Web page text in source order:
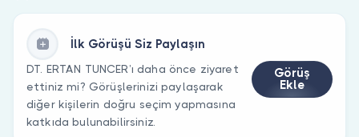
İlk Görüşü Siz Paylaşın
DT. ERTAN TUNCER’ı daha önce ziyaret
ettiniz mi? Görüşlerinizi paylaşarak
diğer kişilerin doğru seçim yapmasına
katkıda bulunabilirsiniz.
Görüş
Ekle